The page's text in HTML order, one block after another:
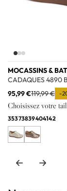
MOCASSINS &
CADAQUES 4890
95,99 €119,99 € -
Choisissez votre
35373839404142